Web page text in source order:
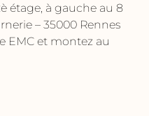
étage, à gauche au 8
– 35000 Rennes
EMC et montez au